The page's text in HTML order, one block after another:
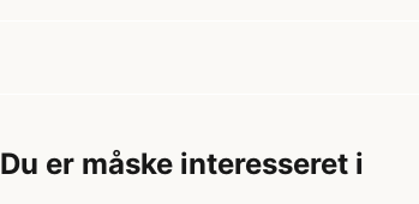
Du er måske interesseret i